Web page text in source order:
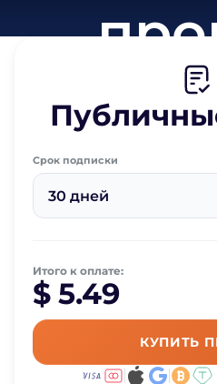
Срок подписки
30 дней
Итого к оплате:
$ 5.49
КУПИТЬ